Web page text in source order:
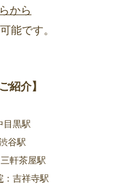
から
能です。
紹介】
目黒駅
谷駅
三軒茶屋駅
：吉祥寺駅